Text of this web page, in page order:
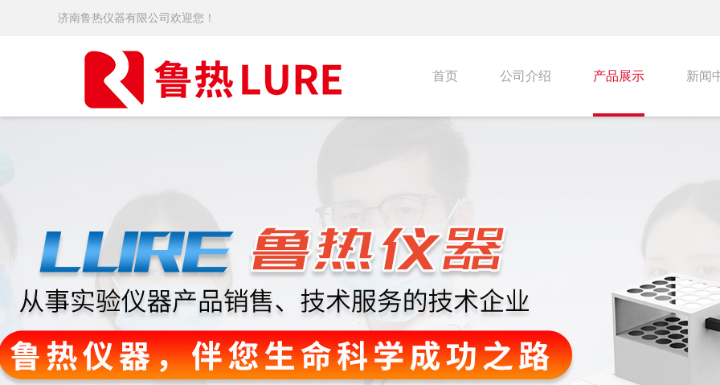
济南鲁热仪器有限公司欢迎您！
首页 公司介绍 产品展示 新闻